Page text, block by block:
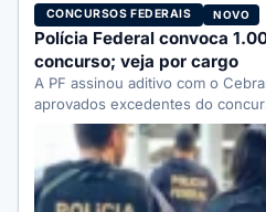
CONCURSOS FEDERAIS NOVO
Polícia Federal convoca
concurso; veja por cargo
A PF assinou aditivo com o
aprovados excedentes do